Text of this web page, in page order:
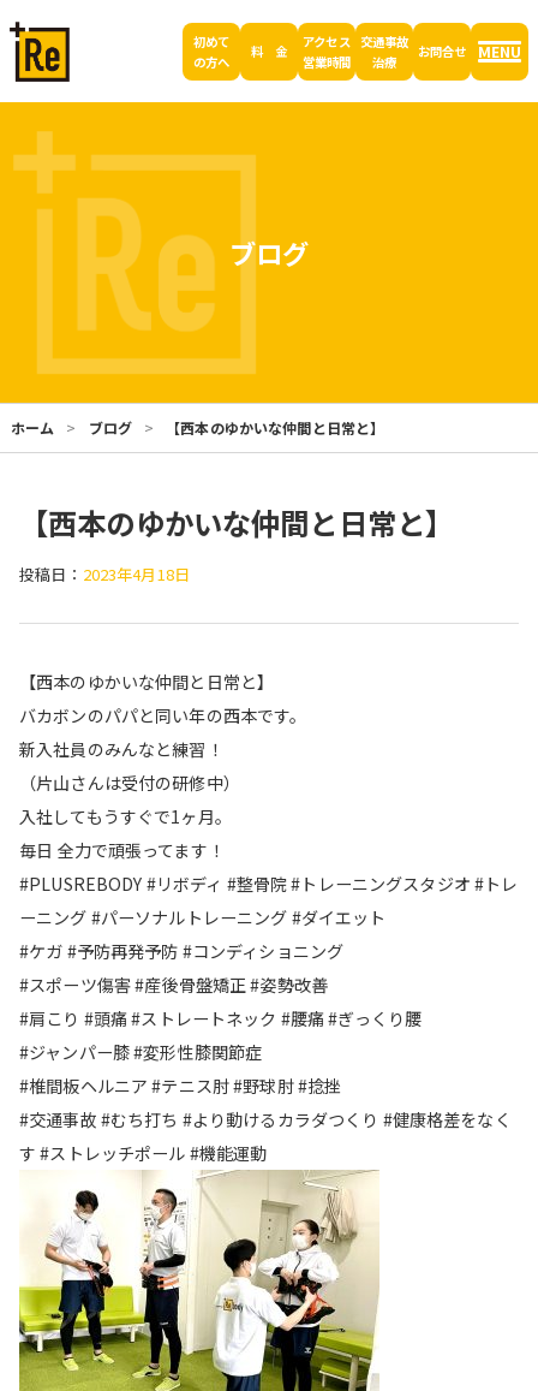
初めて
の方へ
料 金
アクセス
営業時間
交通事故
治療
お問合せ MENU
ブログ
ホーム ブログ 【西本のゆかいな仲間と日常と】
【西本のゆかいな仲間と日常と】
投稿日： 2023年4月18日
【西本のゆかいな仲間と日常と】
バカボンのパパと同い年の西本です。
新入社員のみんなと練習！
（片山さんは受付の研修中）
入社してもうすぐで1ヶ月。
毎日 全力で頑張ってます！
#PLUSREBODY #リボディ #整骨院 #トレーニングスタジオ #トレ
ーニング #パーソナルトレーニング #ダイエット
#ケガ #予防再発予防 #コンディショニング
#スポーツ傷害 #産後骨盤矯正 #姿勢改善
#肩こり #頭痛 #ストレートネック #腰痛 #ぎっくり腰
#ジャンパー膝 #変形性膝関節症
#椎間板ヘルニア #テニス肘 #野球肘 #捻挫
#交通事故 #むち打ち #より動けるカラダつくり #健康格差をなく
す #ストレッチポール #機能運動